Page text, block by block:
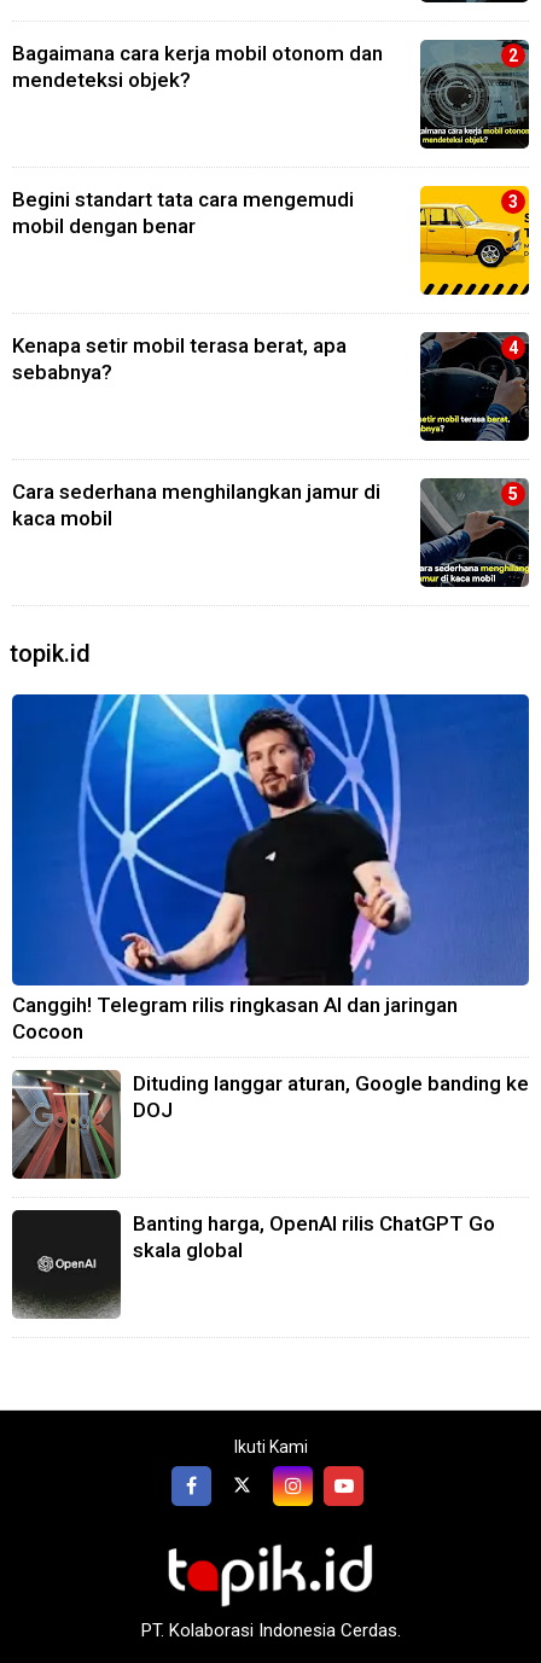
Bagaimana cara kerja mobil otonom dan
mendeteksi objek?
Begini standart tata cara mengemudi
mobil dengan benar
Kenapa setir mobil terasa berat, apa
sebabnya?
Cara sederhana menghilangkan jamur di
kaca mobil
topik.id
Canggih! Telegram rilis ringkasan AI dan jaringan
Cocoon
Dituding langgar aturan, Google banding ke
DOJ
Banting harga, OpenAI rilis ChatGPT Go
skala global
Ikuti Kami
PT. Kolaborasi Indonesia Cerdas.